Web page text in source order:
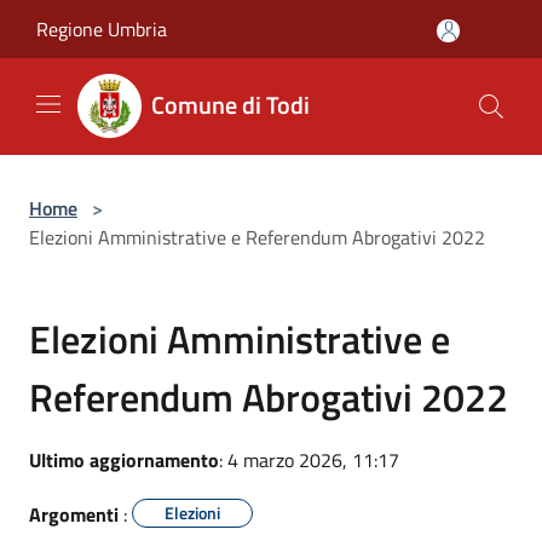
Regione Umbria
Comune di Todi
Home >
Elezioni Amministrative e Referendum Abrogativi 2022
Elezioni Amministrative e
Referendum Abrogativi 2022
Ultimo aggiornamento: 4 marzo 2026, 11:17
Argomenti : Elezioni